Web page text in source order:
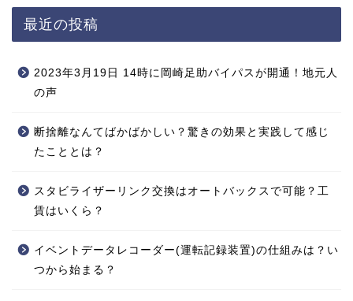
最近の投稿
2023年3月19日 14時に岡崎足助バイパスが開通！地元人
の声
断捨離なんてばかばかしい？驚きの効果と実践して感じ
たこととは？
スタビライザーリンク交換はオートバックスで可能？工
賃はいくら？
イベントデータレコーダー(運転記録装置)の仕組みは？い
つから始まる？